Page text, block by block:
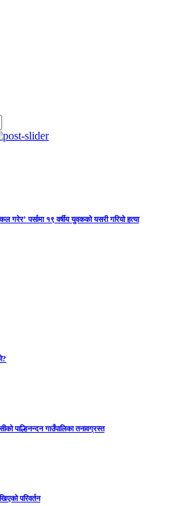
गरेर’ पर्सामा १९ वर्षीय युवकको यसरी गरियो हत्या
पाल्हिनन्दन गाउँपालिका तनावग्रस्त
परिवर्तन